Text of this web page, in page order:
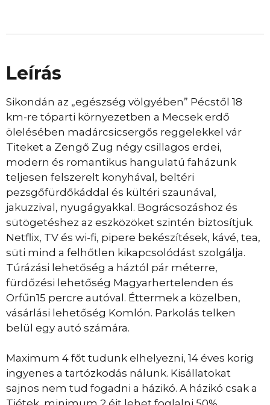
Leírás
Sikondán az „egészség völgyében” Pécstől 18
km-re tóparti környezetben a Mecsek erdő
ölelésében madárcsicsergős reggelekkel vár
Titeket a Zengő Zug négy csillagos erdei,
modern és romantikus hangulatú faházunk
teljesen felszerelt konyhával, beltéri
pezsgőfürdőkáddal és kültéri szaunával,
jakuzzival, nyugágyakkal. Bográcsozáshoz és
sütögetéshez az eszközöket szintén biztosítjuk.
Netflix, TV és wi-fi, pipere bekészítések, kávé, tea,
süti mind a felhőtlen kikapcsolódást szolgálja.
Túrázási lehetőség a háztól pár méterre,
fürdőzési lehetőség Magyarhertelenden és
Orfűn15 percre autóval. Éttermek a közelben,
vásárlási lehetőség Komlón. Parkolás telken
belül egy autó számára.
Maximum 4 főt tudunk elhelyezni, 14 éves korig
ingyenes a tartózkodás nálunk. Kisállatokat
sajnos nem tud fogadni a házikó. A házikó csak a